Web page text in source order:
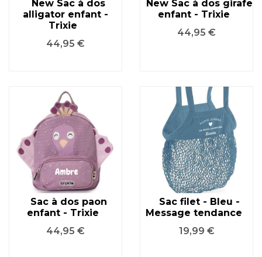
New Sac à dos
alligator enfant -
Trixie
Prix
44,95 €
New Sac à dos girafe
enfant - Trixie
Prix
44,95 €
Sac à dos paon
enfant - Trixie
Prix
44,95 €
Sac filet - Bleu -
Message tendance
Prix
19,99 €